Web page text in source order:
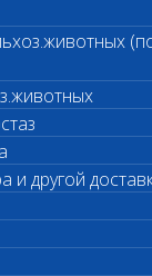
и другой